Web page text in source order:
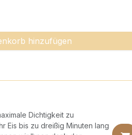
hinzufügen
Dichtigkeit zu
Eis bis zu dreißig Minuten lang